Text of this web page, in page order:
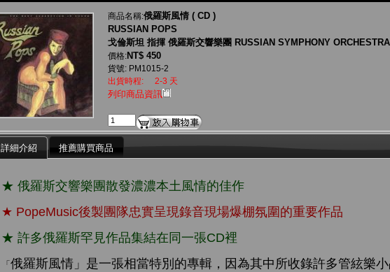
商品名稱:俄羅斯風情 ( CD )
RUSSIAN POPS
戈倫斯坦 指揮 俄羅斯交響樂團 RUSSIAN SYMPHONY ORCHESTRA
價格:NT$ 450
貨號: PM1015-2
出貨時程:
2-3 天
列印商品資訊
詳細介紹 推薦購買商品
★ 俄羅斯交響樂團散發濃濃本土風情的佳作
★ PopeMusic後製團隊忠實呈現錄音現場爆棚氛圍的重要作品
★ 許多俄羅斯罕見作品集結在同一張CD裡
「俄羅斯風情」是一張相當特別的專輯，因為其中所收錄許多管絃樂